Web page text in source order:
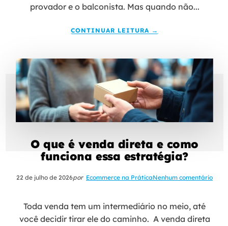
provador e o balconista. Mas quando não...
CONTINUAR LEITURA →
O que é venda direta e como
funciona essa estratégia?
22 de julho de 2026por Ecommerce na PráticaNenhum comentário
Toda venda tem um intermediário no meio, até
você decidir tirar ele do caminho. A venda direta